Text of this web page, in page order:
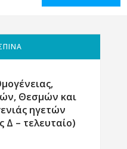
Θεσμών και
ηγετών
Δ – τελευταίο)